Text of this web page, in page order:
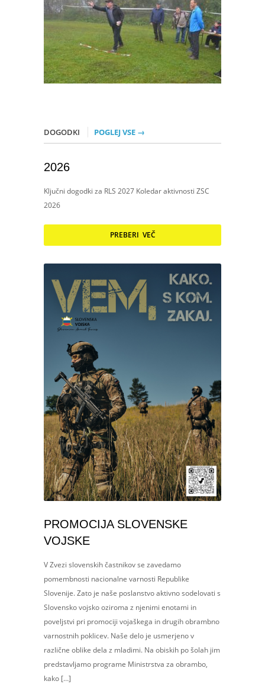
DOGODKI POGLEJ VSE →
2026
Ključni dogodki za RLS 2027 Koledar aktivnosti ZSC
2026
PREBERI VEČ
PROMOCIJA SLOVENSKE
VOJSKE
V Zvezi slovenskih častnikov se zavedamo
pomembnosti nacionalne varnosti Republike
Slovenije. Zato je naše poslanstvo aktivno sodelovati s
Slovensko vojsko oziroma z njenimi enotami in
poveljstvi pri promociji vojaškega in drugih obrambno
varnostnih poklicev. Naše delo je usmerjeno v
različne oblike dela z mladimi. Na obiskih po šolah jim
predstavljamo programe Ministrstva za obrambo,
kako […]